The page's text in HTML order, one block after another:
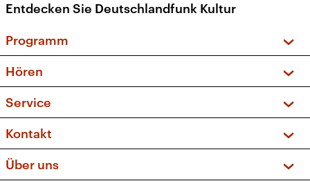
Entdecken Sie Deutschlandfunk Kultur
Programm
Sendungen und Podcasts
Musikliste
Kakadu – Das Kinderprogramm
Hören
Frequenzen (UKW + DAB+)
Service
FAQ
Apps
Newsletter
Kontakt
Über uns